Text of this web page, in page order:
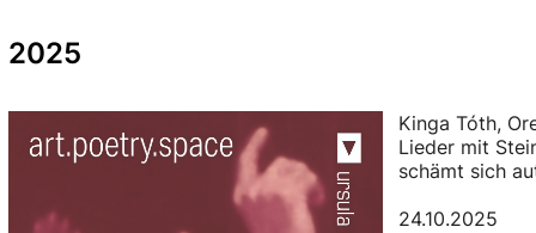
2025
Kinga Tóth,
Lieder mit
schämt sich
24.10.2025